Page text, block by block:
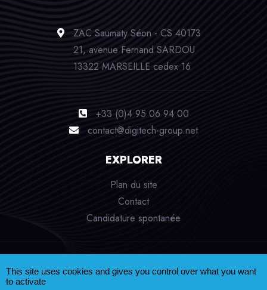
ZAC Saumaty Séon - CS 40173
21, avenue Fernand SARDOU
13322 MARSEILLE cedex 16
+33 (0)4 95 06 94 00
contact@digitech-group.net
EXPLORER
Plan du site
Contact
Candidature spontanée
Mentions légales
Données personnelles
This site uses cookies and gives you control over what you want
to activate